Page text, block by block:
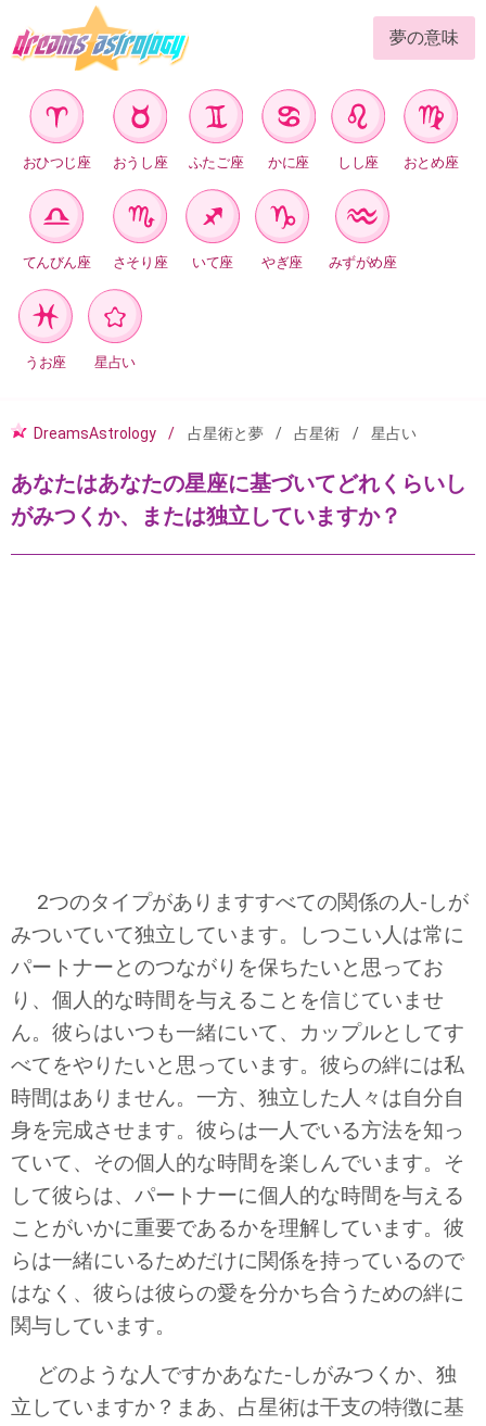
夢の意味
おひつじ座 おうし座 ふたご座 かに座 しし座 おとめ座
てんびん座 さそり座 いて座 やぎ座 みずがめ座
うお座 星占い
DreamsAstrology 占星術と夢 占星術 星占い
あなたはあなたの星座に基づいてどれくらいし
がみつくか、または独立していますか？
2つのタイプがありますすべての関係の人-しが
みついていて独立しています。しつこい人は常に
パートナーとのつながりを保ちたいと思ってお
り、個人的な時間を与えることを信じていませ
ん。彼らはいつも一緒にいて、カップルとしてす
べてをやりたいと思っています。彼らの絆には私
時間はありません。一方、独立した人々は自分自
身を完成させます。彼らは一人でいる方法を知っ
ていて、その個人的な時間を楽しんでいます。そ
して彼らは、パートナーに個人的な時間を与える
ことがいかに重要であるかを理解しています。彼
らは一緒にいるためだけに関係を持っているので
はなく、彼らは彼らの愛を分かち合うための絆に
関与しています。
どのような人ですかあなた-しがみつくか、独
立していますか？まあ、占星術は干支の特徴に基